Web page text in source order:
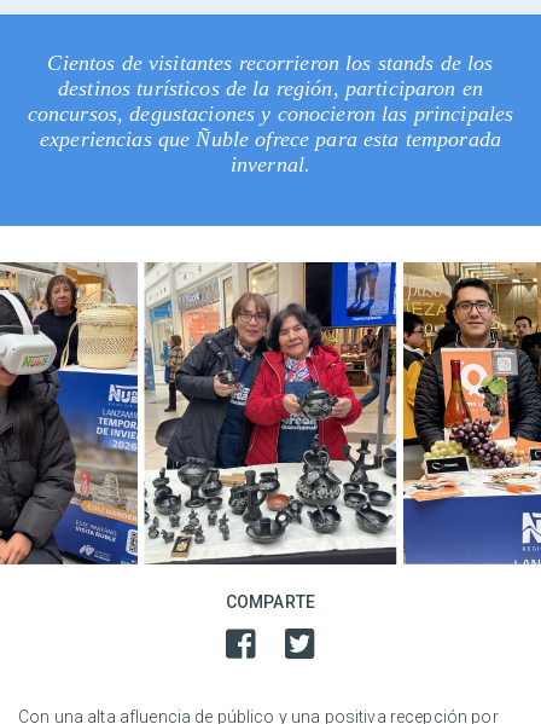
Cientos de visitantes recorrieron los stands de los
destinos turísticos de la región, participaron en
concursos, degustaciones y conocieron las principales
experiencias que Ñuble ofrece para esta temporada
invernal.
COMPARTE
Con una alta afluencia de público y una positiva recepción por